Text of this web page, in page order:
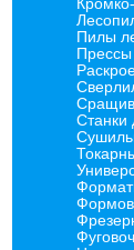
Пилы
Прессы
Станки